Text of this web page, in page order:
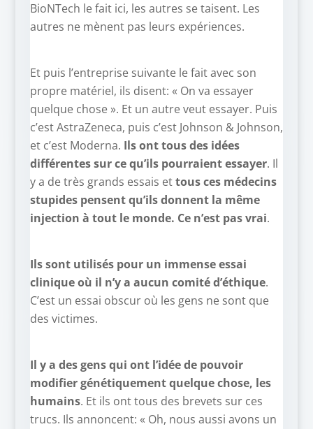
BioNTech le fait ici, les autres se taisent. Les
autres ne mènent pas leurs expériences.
Et puis l’entreprise suivante le fait avec son
propre matériel, ils disent: « On va essayer
quelque chose ». Et un autre veut essayer. Puis
c’est AstraZeneca, puis c’est Johnson & Johnson,
et c’est Moderna. Ils ont tous des idées
différentes sur ce qu’ils pourraient essayer. Il
y a de très grands essais ettous ces médecins
stupides pensent qu’ils donnent la même
injection à tout le monde. Ce n’est pas vrai.
Ils sont utilisés pour un immense essai
clinique où il n’y a aucun comité d’éthique.
C’est un essai obscur où les gens ne sont que
des victimes.
Il y a des gens qui ont l’idée de pouvoir
modifier génétiquement quelque chose, les
humains. Et ils ont tous des brevets sur ces
trucs. Ils annoncent: « Oh, nous aussi avons un